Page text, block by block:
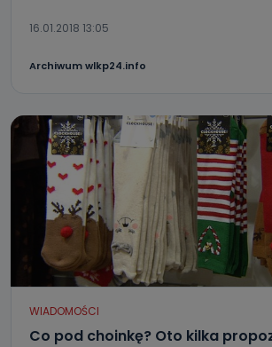
16.01.2018 13:05
Archiwum wlkp24.info
WIADOMOŚCI
Co pod choinkę? Oto kilka